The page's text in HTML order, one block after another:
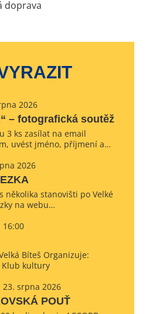
2026
– fotografická soutěž
3 ks zasílat na email
uvést jméno, příjmení a…
2026
několika stanovišti po Velké
na webu…
16:00
Bíteš Organizuje:
kultury
23. srpna 2026
POUŤ